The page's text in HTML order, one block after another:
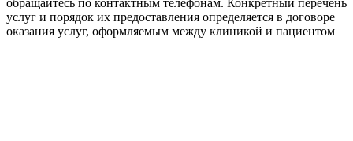
услуг и порядок их предоставления определяется в договоре
оказания услуг, оформляемым между клиникой и пациентом